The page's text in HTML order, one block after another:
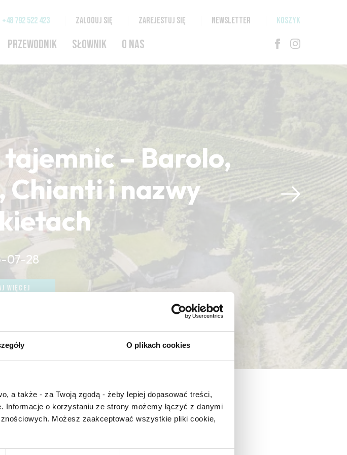
O plikach cookies
a także - za Twoją zgodą - żeby lepiej dopasować treści,
Informacje o korzystaniu ze strony możemy łączyć z danymi
Możesz zaakceptować wszystkie pliki cookie,
+48 792 522 423 ZALOGUJ SIĘ ZAREJESTUJ SIĘ NEWSLETTER KOSZYK
PRZEWODNIK SŁOWNIK O NAS
– Barolo,
i nazwy
07-28
WIĘCEJ
WIĘCEJ